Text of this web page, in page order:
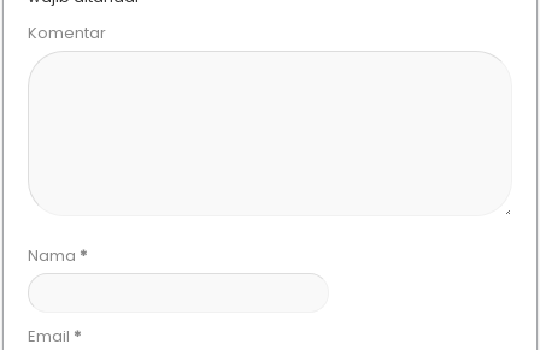
Komentar
Nama *
Email *